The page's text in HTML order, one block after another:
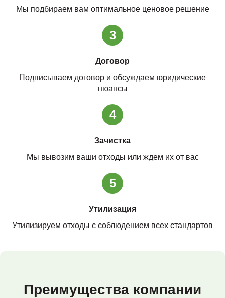
Мы подбираем вам оптимальное ценовое решение
3
Договор
Подписываем договор и обсуждаем юридические
нюансы
4
Зачистка
Мы вывозим ваши отходы или ждем их от вас
5
Утилизация
Утилизируем отходы с соблюдением всех стандартов
Преимущества компании